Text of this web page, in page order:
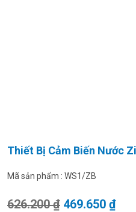
Thiết Bị Cảm Biến Nước
Mã sản phẩm : WS1/ZB
626.200₫ Giá gốc là:
469.650 ₫Giá